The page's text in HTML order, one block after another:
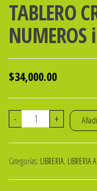
TABLERO
$34,000.00
-
TABLERO
LETRAS
Y
+
Categorías: LIBRERIA, LIBRERIA